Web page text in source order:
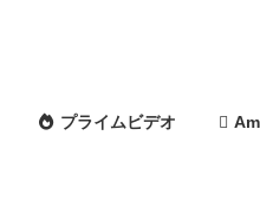
プライムビデオ